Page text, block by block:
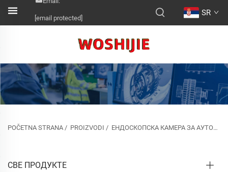
[email protected]
SR
POČETNA STRANA / PROIZVODI / ЕНДОСКОПСКА КАМЕРА ЗА АУТОМОБИЛ/КОНДИЦИОНИРАЊЕ
СВЕ ПРОДУКТЕ